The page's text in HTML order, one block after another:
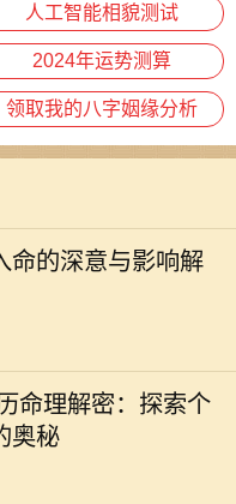
人工智能相貌测试
2024年运势测算
领取我的八字姻缘分析
命的深意与影响解
人际关系有关。对于女
桃花入命是一个吉祥的
人生有着丰富的情感体
命理解密：探索个
奥秘
，命理学是研究个人运
要工具，尤其是通过阴
人的命运。今天，我们
年阴历（即公历的
个在中国农历中被称为